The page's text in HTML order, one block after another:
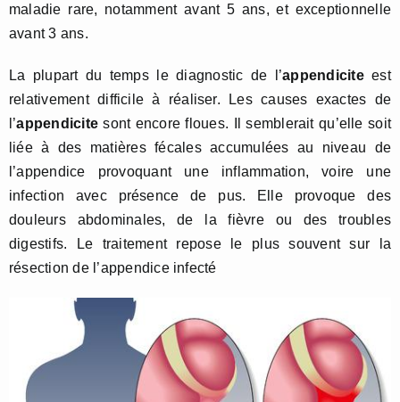
maladie rare, notamment avant 5 ans, et exceptionnelle
avant 3 ans.
La plupart du temps le diagnostic de l’appendiciteest
relativement difficile à réaliser. Les causes exactes de
l’appendicite sont encore floues. Il semblerait qu’elle soit
liée à des matières fécales accumulées au niveau de
l’appendice provoquant une inflammation, voire une
infection avec présence de pus. Elle provoque des
douleurs abdominales, de la fièvre ou des troubles
digestifs. Le traitement repose le plus souvent sur la
résection de l’appendice infecté